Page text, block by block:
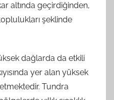
altında geçirdiğinden,
şeklinde
dağlarda da etkili
yer alan yüksek
Tundra